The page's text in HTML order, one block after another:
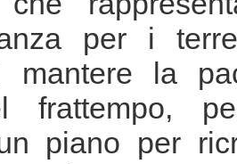
per i
mantere la
frattempo,
piano per